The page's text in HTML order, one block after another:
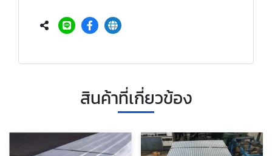
สินค้าที่เกี่ยวข้อง